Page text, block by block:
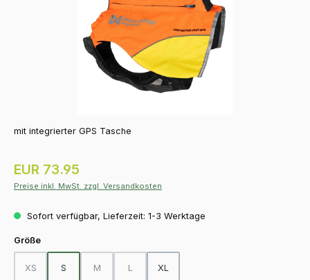
mit integrierter GPS Tasche
Regulärer Preis:
EUR 73.95
Preise inkl. MwSt. zzgl. Versandkosten
Sofort verfügbar, Lieferzeit: 1-3 Werktage
Größeauswählen
XS
(Diese Option ist zurzeit nicht verfügbar.)
S M
(Diese Option ist zurzeit nicht verfügbar.)
L
(Diese Option ist zurzeit nicht verfügbar.)
XL